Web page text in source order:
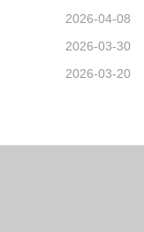
2026-04-08
2026-03-30
2026-03-20